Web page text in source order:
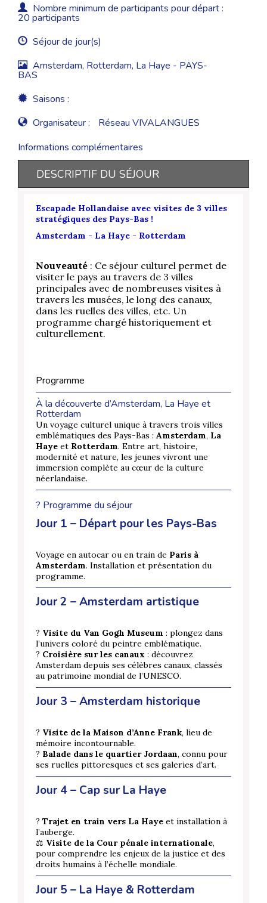
Nombre minimum de participants pour départ :
20 participants
Séjour de jour(s)
Amsterdam, Rotterdam, La Haye - PAYS-
BAS
Saisons :
Organisateur :
Réseau VIVALANGUES
Informations complémentaires
DESCRIPTIF DU SÉJOUR
Escapade Hollandaise avec visites de 3 villes
stratégiques des Pays-Bas !
Amsterdam - La Haye - Rotterdam
Nouveauté : Ce séjour culturel permet de
visiter le pays au travers de 3 villes
principales avec de nombreuses visites à
travers les musées, le long des canaux,
dans les ruelles des villes, etc. Un
programme chargé historiquement et
culturellement.
Programme
À la découverte d’Amsterdam, La Haye et
Rotterdam
Un voyage culturel unique à travers trois villes
emblématiques des Pays-Bas : Amsterdam, La
Haye et Rotterdam. Entre art, histoire,
modernité et nature, les jeunes vivront une
immersion complète au cœur de la culture
néerlandaise.
?️ Programme du séjour
Jour 1 – Départ pour les Pays-Bas
Voyage en autocar ou en train de Paris à
Amsterdam. Installation et présentation du
programme.
Jour 2 – Amsterdam artistique
? Visite du Van Gogh Museum : plongez dans
l’univers coloré du peintre emblématique.
? Croisière sur les canaux : découvrez
Amsterdam depuis ses célèbres canaux, classés
au patrimoine mondial de l’UNESCO.
Jour 3 – Amsterdam historique
? Visite de la Maison d’Anne Frank, lieu de
mémoire incontournable.
? Balade dans le quartier Jordaan, connu pour
ses ruelles pittoresques et ses galeries d’art.
Jour 4 – Cap sur La Haye
? Trajet en train vers La Haye et installation à
l’auberge.
⚖️ Visite de la Cour pénale internationale,
pour comprendre les enjeux de la justice et des
droits humains à l’échelle mondiale.
Jour 5 – La Haye & Rotterdam